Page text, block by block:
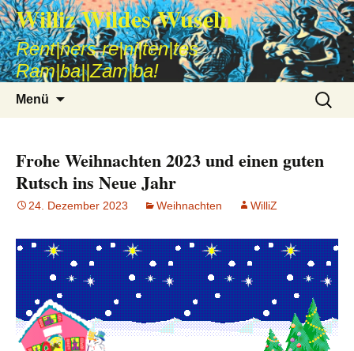
Williz Wildes Wuseln
Rent|ners re|ni|ten|tes
Ram|ba||Zam|ba!
Menü
Suche
nach:
Frohe Weihnachten 2023 und einen guten
Rutsch ins Neue Jahr
24. Dezember 2023 Weihnachten WilliZ